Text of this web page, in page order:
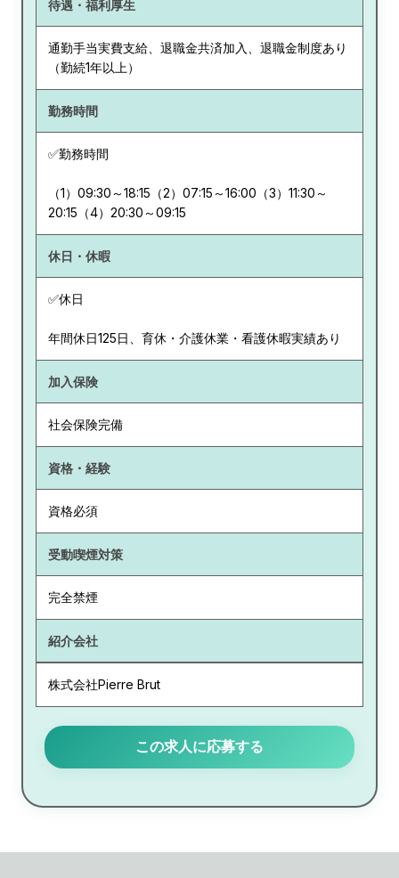
待遇・福利厚生
通勤手当実費支給、退職金共済加入、退職金制度あり
（勤続1年以上）
勤務時間
✅勤務時間
（1）09:30～18:15（2）07:15～16:00（3）11:30～
20:15（4）20:30～09:15
休日・休暇
✅休日
年間休日125日、育休・介護休業・看護休暇実績あり
加入保険
社会保険完備
資格・経験
資格必須
受動喫煙対策
完全禁煙
紹介会社
株式会社Pierre Brut
この求人に応募する